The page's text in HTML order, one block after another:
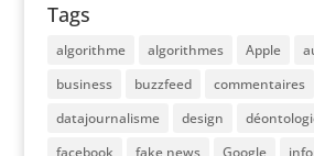
Tags
algorithme algorithmes Apple
business
buzzfeed commentaires
datajournalisme
design